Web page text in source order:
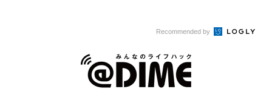
Recommended by